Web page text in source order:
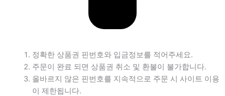
정확한 상품권 핀번호와 입금정보를 적어주세요.
주문이 완료 되면 상품권 취소 및 환불이 불가합니다.
올바르지 않은 핀번호를 지속적으로 주문 시 사이트 이용
이 제한됩니다.